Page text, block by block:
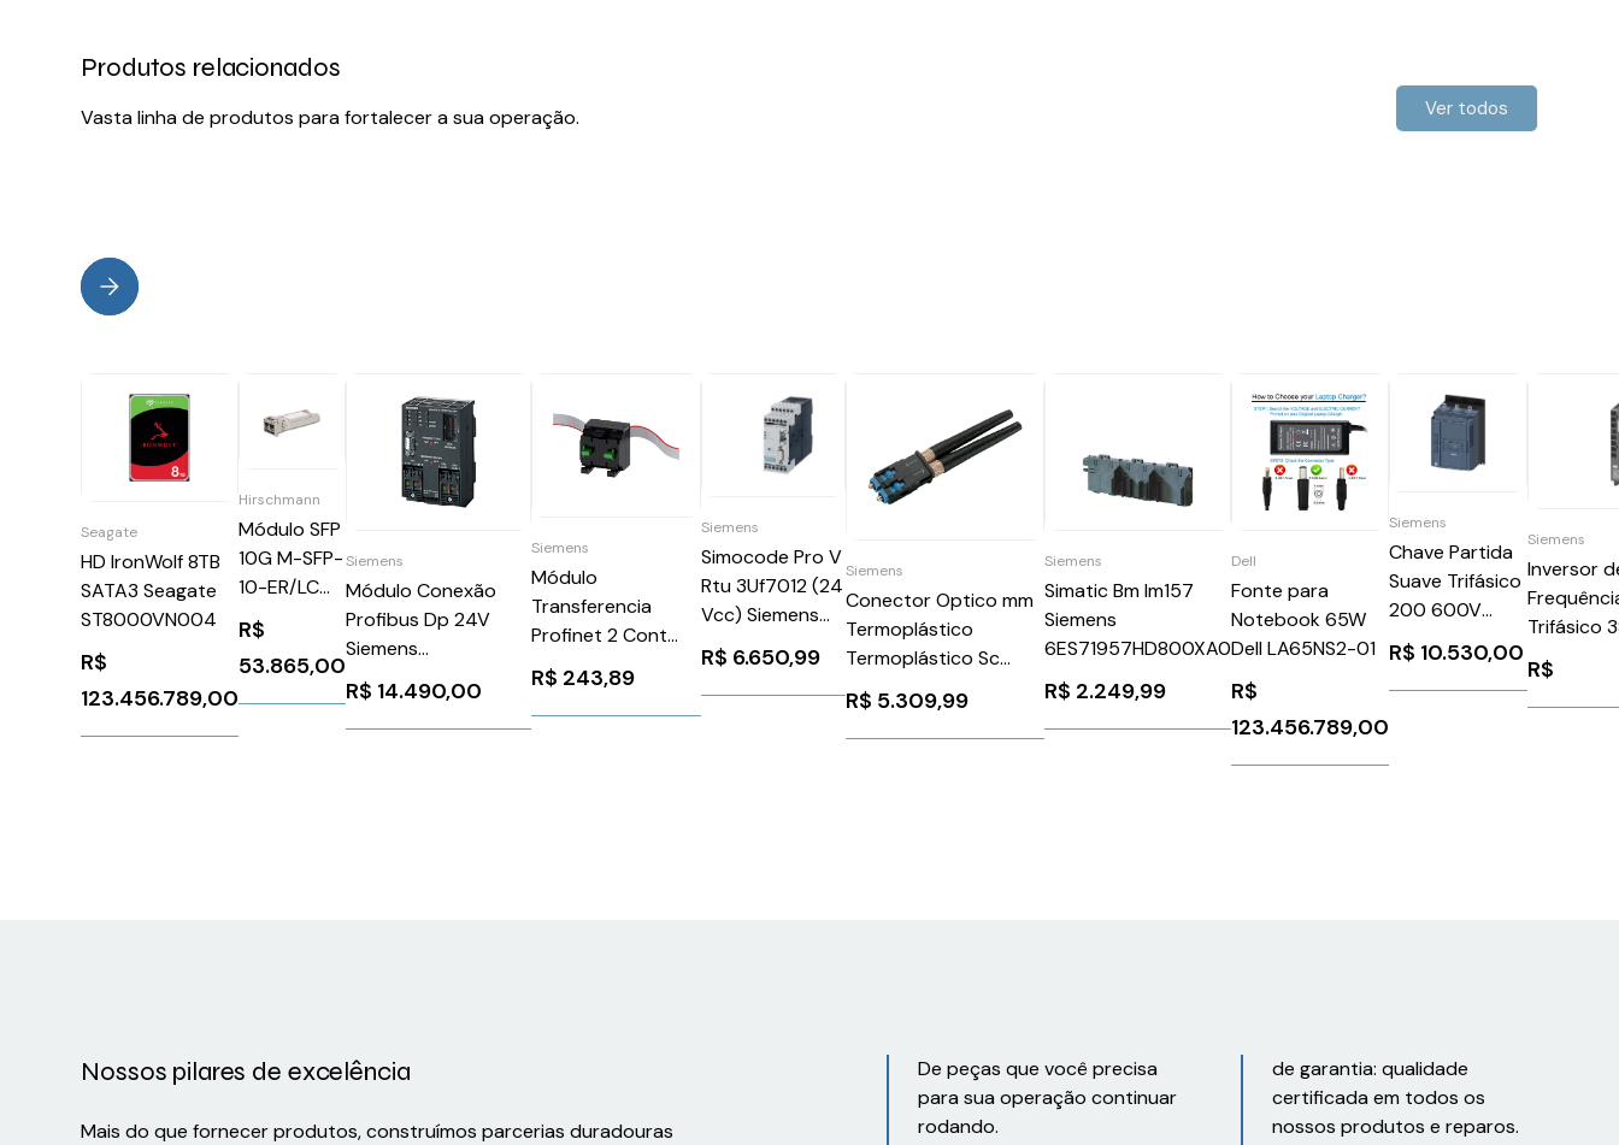
Produtos relacionados
Vasta linha de produtos para fortalecer a sua operação. Ver todos
Seagate
HD IronWolf 8TB
SATA3 Seagate
ST8000VN004
R$
123.456.789,00
Hirschmann
Módulo SFP
10G M-SFP-
10-ER/LC
EEC (SM)
942 212-
001
R$
53.865,00
Siemens
Módulo Conexão
Profibus Dp 24V
Siemens
6ES79720AB010XA0
R$ 14.490,00
Siemens
Módulo
Transferencia
Profinet 2 Cont
3Su1400 Siemens
3SU14001MA101BA1
R$ 243,89
Siemens
Simocode Pro V
Rtu 3Uf7012 (24
Vcc) Siemens
3UF70121AB000
R$ 6.650,99
Siemens
Conector Optico mm
Termoplástico
Termoplástico Sc
Siemens
6GK19000MB000AC0
R$ 5.309,99
Siemens
Simatic Bm Im157
Siemens
6ES71957HD800XA0
R$ 2.249,99
Dell
Fonte para
Notebook 65W
Dell LA65NS2-01
R$
123.456.789,00
Siemens
Chave Partida
Suave Trifásico
200 600V
143A 110 220V
3RW52356AC15
Siemens
R$ 10.530,00
Siemens
Inversor
Trifásico
480V
Rfi G120
R$
Nossos pilares de excelência
Mais do que fornecer produtos, construímos parcerias duradouras
De peças que você precisa
para sua operação continuar
rodando.
de garantia: qualidade
certificada em todos os
nossos produtos e reparos.